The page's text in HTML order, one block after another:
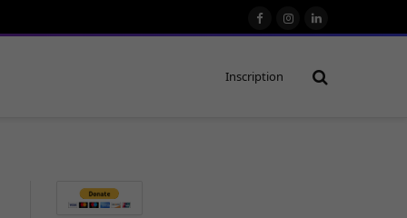
FacebookInstagram
LinkedIn
Inscription